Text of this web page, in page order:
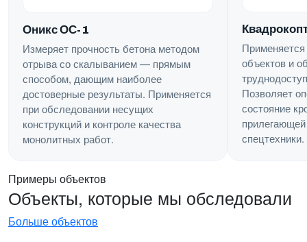
Оникс ОС-1
Измеряет прочность бетона методом
отрыва со скалыванием — прямым
способом, дающим наиболее
достоверные результаты. Применяется
при обследовании несущих
конструкций и контроле качества
монолитных работ.
объектов и
Позволяет
состояние
спецтехники.
Примеры объектов
Объекты, которые мы обследовали
Больше объектов